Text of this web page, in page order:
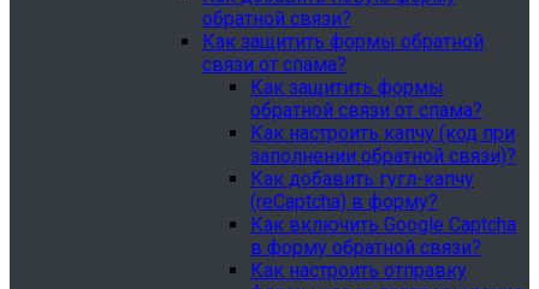
обратной связи?
Как защитить формы обратной
связи от спама?
Как защитить формы
обратной связи от спама?
Как настроить капчу (код при
заполнении обратной связи)?
Как добавить гугл-капчу
(reCaptcha) в форму?
Как включить Google Captcha
в форму обратной связи?
Как настроить отправку